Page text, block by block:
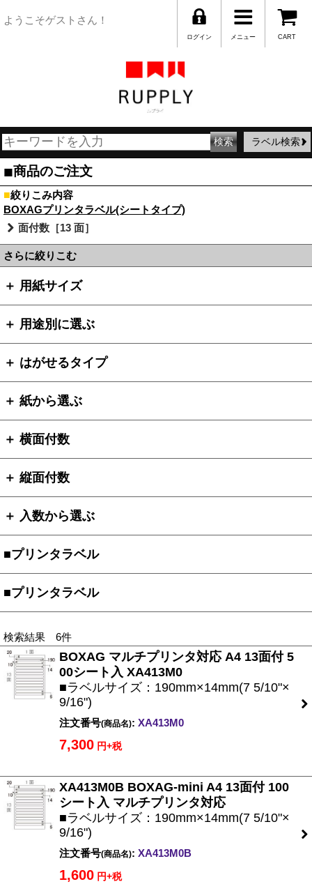
ようこそゲストさん！
CART
メニュー
ログイン
ラベル検索
■商品のご注文
■絞りこみ内容
BOXAGプリンタラベル(シートタイプ)
面付数［13 面］
さらに絞りこむ
＋ 用紙サイズ
＋ 用途別に選ぶ
＋ はがせるタイプ
＋ 紙から選ぶ
＋ 横面付数
＋ 縦面付数
＋ 入数から選ぶ
■プリンタラベル
■プリンタラベル
検索結果 6件
BOXAG マルチプリンタ対応 A4 13面付 5
00シート入 XA413M0
■ラベルサイズ：190mm×14mm(7 5/10"×
9/16")
注文番号(商品名): XA413M0
7,300 円+税
XA413M0B BOXAG-mini A4 13面付 100
シート入 マルチプリンタ対応
■ラベルサイズ：190mm×14mm(7 5/10"×
9/16")
注文番号(商品名): XA413M0B
1,600 円+税